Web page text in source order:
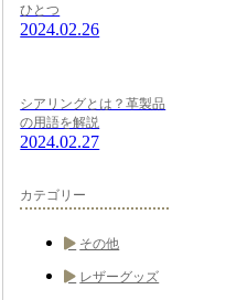
ひとつ
2024.02.26
シアリングとは？革製品
の用語を解説
2024.02.27
カテゴリー
その他
レザーグッズ